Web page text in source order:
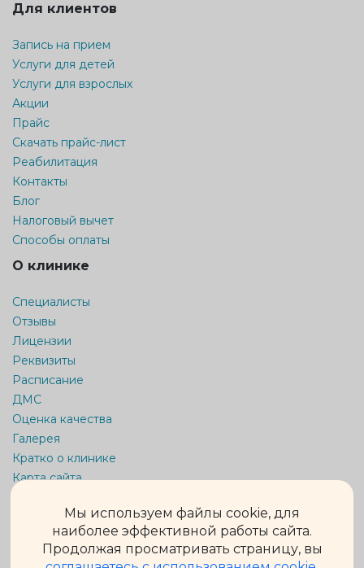
Мы используем файлы cookie, для
наиболее эффективной работы сайта.
Продолжая просматривать страницу, вы
Для клиентов
Запись на прием
Услуги для детей
Услуги для взрослых
Акции
Прайс
Скачать прайс-лист
Реабилитация
Контакты
Блог
Налоговый вычет
Способы оплаты
О клинике
Специалисты
Отзывы
Лицензии
Реквизиты
Расписание
ДМС
Оценка качества
Галерея
Кратко о клинике
Карта сайта
Информация на сайте не является публичной офертой.
Обращаем Ваше внимание на то, что данный интернет-сайт
носит исключительно информационный характер и ни при
каких условиях не является публичной офертой,
определяемой положениями ч. 2 ст. 437 Гражданского кодекса